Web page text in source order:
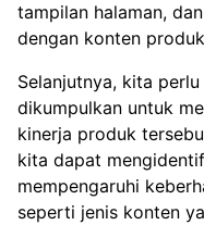
tampilan halaman,
dengan konten
Selanjutnya, kita
dikumpulkan untuk
kinerja produk
kita dapat
mempengaruhi
seperti jenis konten